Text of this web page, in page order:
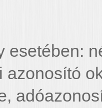
esetében:
azonosító